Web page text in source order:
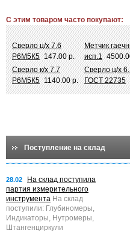
С этим товаром часто покупают:
Сверло ц/х 7.6
Р6М5К5 147.00 р.
Метчик
исп.1
Сверло к/х 7.7
Р6М5К5 1140.00 р.
Сверло ц/х
ГОСТ 22735
Поступление на склад
28.02
На склад поступила
партия измерительного
инструмента На склад
поступили: Глубиномеры,
Индикаторы, Нутромеры,
Штангенциркули